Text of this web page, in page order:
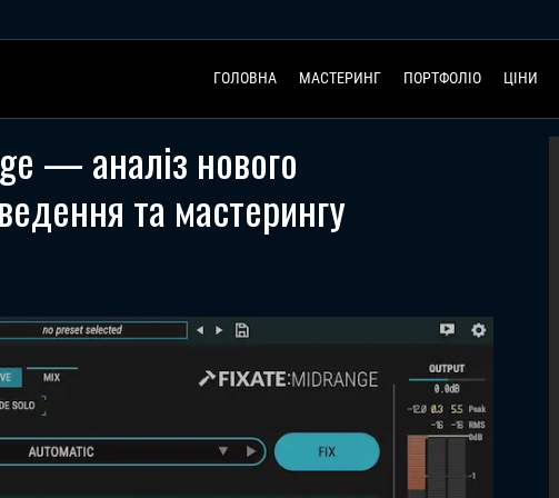
ГОЛОВНА МАСТЕРИНГ ПОРТФОЛІО ЦІНИ
— аналіз нового
та мастерингу